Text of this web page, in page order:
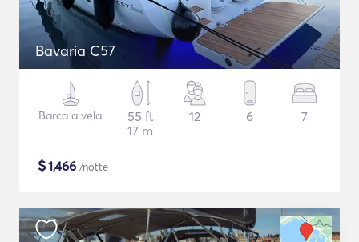
Bavaria C57
Barca a vela
55 ft
17 m
12 6 7
$1,466 /notte